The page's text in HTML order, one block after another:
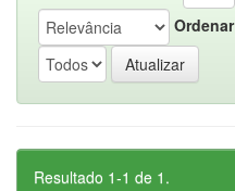
Ordenar
Resultado 1-1 de 1.